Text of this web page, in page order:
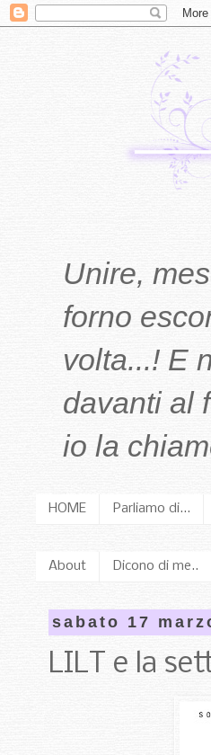
Unire,
forno
volta...! E
davanti al
io la
HOME Parliamo di...
About Dicono di me..
sabato 17
LILT e la